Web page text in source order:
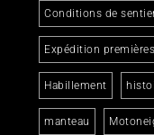
Conditions de
Expédition
Habillement
manteau